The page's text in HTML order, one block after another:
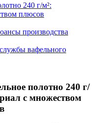
240 г/м²:
плюсов
производства
вафельного
полотно 240 г/
с множеством